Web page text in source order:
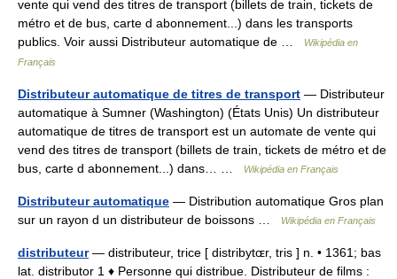
vente qui vend des titres de transport (billets de train, tickets de
métro et de bus, carte d abonnement...) dans les transports
publics. Voir aussi Distributeur automatique de …
Wikipédia en
Français
Distributeur automatique de titres de transport — Distributeur
automatique à Sumner (Washington) (États Unis) Un distributeur
automatique de titres de transport est un automate de vente qui
vend des titres de transport (billets de train, tickets de métro et de
bus, carte d abonnement...) dans… …
Wikipédia en Français
Distributeur automatique — Distribution automatique Gros plan
sur un rayon d un distributeur de boissons …
Wikipédia en Français
distributeur— distributeur, trice [ distribytɶr, tris ] n. • 1361; bas
lat. distributor 1 ♦ Personne qui distribue. Distributeur de films :